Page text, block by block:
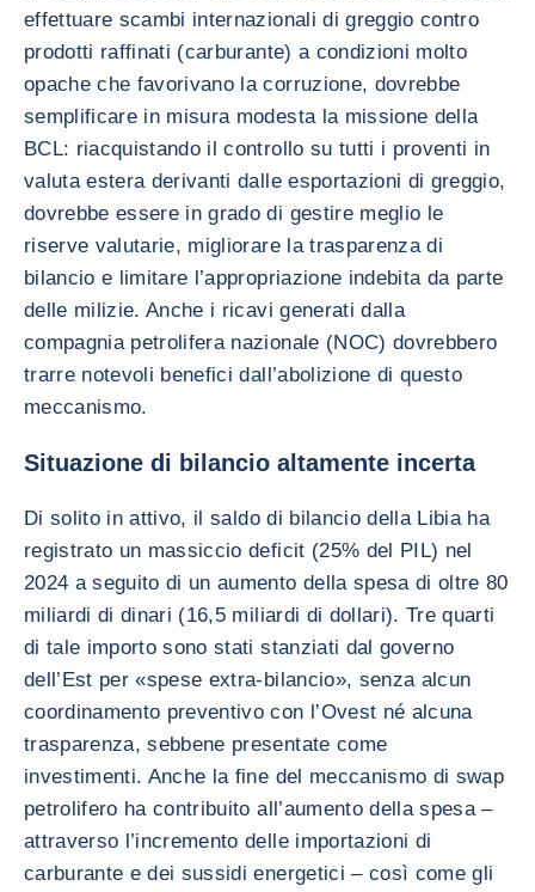
effettuare scambi internazionali di greggio contro
prodotti raffinati (carburante) a condizioni molto
opache che favorivano la corruzione, dovrebbe
semplificare in misura modesta la missione della
BCL: riacquistando il controllo su tutti i proventi in
valuta estera derivanti dalle esportazioni di greggio,
dovrebbe essere in grado di gestire meglio le
riserve valutarie, migliorare la trasparenza di
bilancio e limitare l’appropriazione indebita da parte
delle milizie. Anche i ricavi generati dalla
compagnia petrolifera nazionale (NOC) dovrebbero
trarre notevoli benefici dall’abolizione di questo
meccanismo.
Situazione di bilancio altamente incerta
Di solito in attivo, il saldo di bilancio della Libia ha
registrato un massiccio deficit (25% del PIL) nel
2024 a seguito di un aumento della spesa di oltre 80
miliardi di dinari (16,5 miliardi di dollari). Tre quarti
di tale importo sono stati stanziati dal governo
dell’Est per «spese extra-bilancio», senza alcun
coordinamento preventivo con l’Ovest né alcuna
trasparenza, sebbene presentate come
investimenti. Anche la fine del meccanismo di swap
petrolifero ha contribuito all’aumento della spesa –
attraverso l’incremento delle importazioni di
carburante e dei sussidi energetici – così come gli